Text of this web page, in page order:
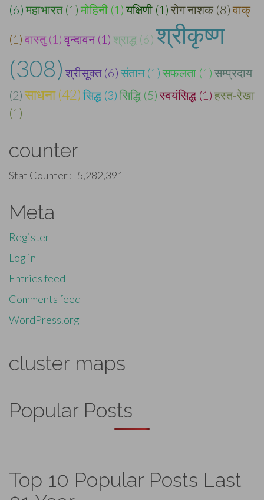
(6) महाभारत (1) मोहिनी (1) यक्षिणी (1) रोग नाशक (8) वाक्
(1) वास्तु (1) वृन्दावन (1) श्राद्ध (6) श्रीकृष्ण
(308) श्रीसूक्त (6) संतान (1) सफलता (1) सम्प्रदाय
(2) साधना (42) सिद्ध (3) सिद्धि (5) स्वयंसिद्ध (1) हस्त-रेखा
(1)
counter
Stat Counter :- 5,282,391
Meta
Register
Log in
Entries feed
Comments feed
WordPress.org
cluster maps
Popular Posts
Top 10 Popular Posts Last